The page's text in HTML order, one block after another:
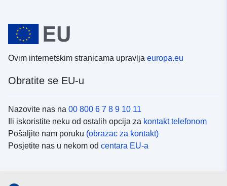
Ovim internetskim stranicama upravlja europa.eu
Obratite se EU-u
Nazovite nas na 00 800 6 7 8 9 10 11
Ili iskoristite neku od ostalih opcija za kontakt telefonom
Pošaljite nam poruku (obrazac za kontakt)
Posjetite nas u nekom od centara EU-a